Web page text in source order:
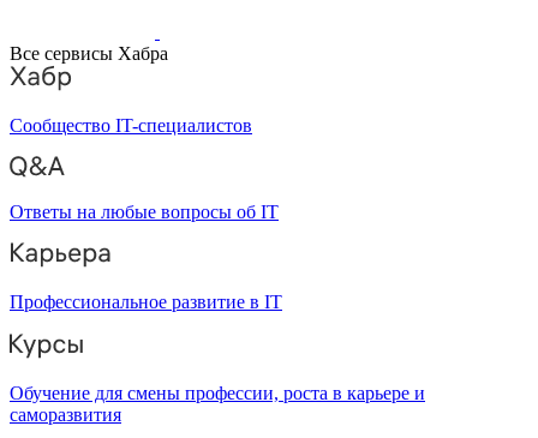
Все сервисы Хабра
Сообщество IT-специалистов
Ответы на любые вопросы об IT
Профессиональное развитие в IT
Обучение для смены профессии, роста в карьере и
саморазвития